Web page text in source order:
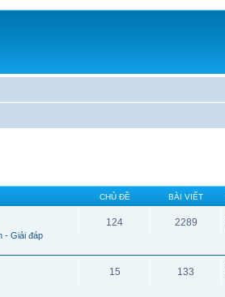
CHỦ ĐỀ BÀI VIẾT
- Giải đáp
124 2289
15 133